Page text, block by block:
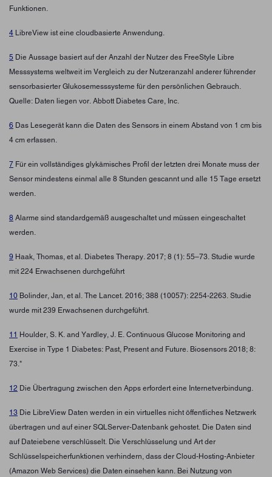
Funktionen.
4 LibreView ist eine cloudbasierte Anwendung.
5 Die Aussage basiert auf der Anzahl der Nutzer des FreeStyle Libre
Messsystems weltweit im Vergleich zu der Nutzeranzahl anderer führender
sensorbasierter Glukosemesssysteme für den persönlichen Gebrauch.
Quelle: Daten liegen vor. Abbott Diabetes Care, Inc.
6 Das Lesegerät kann die Daten des Sensors in einem Abstand von 1 cm bis
4 cm erfassen.
7 Für ein vollständiges glykämisches Profil der letzten drei Monate muss der
Sensor mindestens einmal alle 8 Stunden gescannt und alle 15 Tage ersetzt
werden.
8 Alarme sind standardgemäß ausgeschaltet und müssen eingeschaltet
werden.
9 Haak, Thomas, et al. Diabetes Therapy. 2017; 8 (1): 55–73. Studie wurde
mit 224 Erwachsenen durchgeführt
10 Bolinder, Jan, et al. The Lancet. 2016; 388 (10057): 2254-2263. Studie
wurde mit 239 Erwachsenen durchgeführt.
11 Houlder, S. K. and Yardley, J. E. Continuous Glucose Monitoring and
Exercise in Type 1 Diabetes: Past, Present and Future. Biosensors 2018; 8:
73."
12 Die Übertragung zwischen den Apps erfordert eine Internetverbindung.
13 Die LibreView Daten werden in ein virtuelles nicht öffentliches Netzwerk
übertragen und auf einer SQLServer-Datenbank gehostet. Die Daten sind
auf Dateiebene verschlüsselt. Die Verschlüsselung und Art der
Schlüsselspeicherfunktionen verhindern, dass der Cloud-Hosting-Anbieter
(Amazon Web Services) die Daten einsehen kann. Bei Nutzung von